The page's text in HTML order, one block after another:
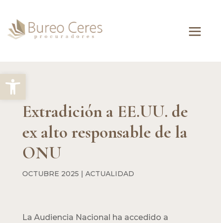
Abrir barra de herramientas
Extradición a EE.UU. de
ex alto responsable de la
ONU
OCTUBRE 2025 | ACTUALIDAD
La Audiencia Nacional ha accedido a